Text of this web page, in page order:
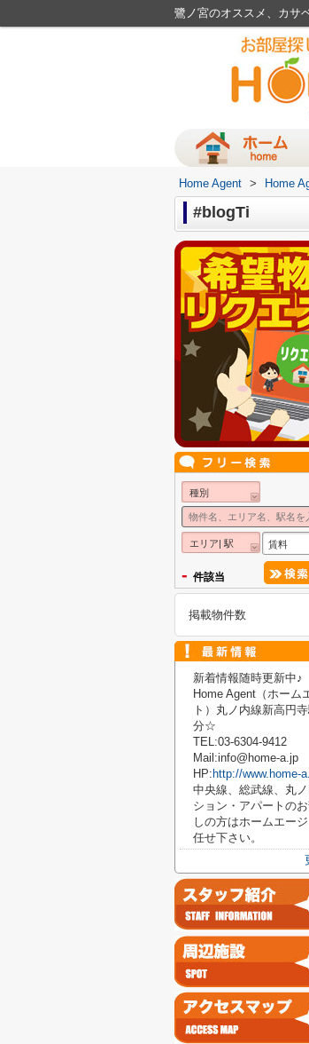
鷺ノ宮のオススメ、カサ
Home Agent > Home
#blogTi
種別
エリア| 駅 賃料
- 件該当
掲載物件数
新着情報随時更新中♪
Home Agent （ホーム
ト）丸ノ内線新高円
分☆
TEL:03-6304-9412
Mail:info@home-a.jp
HP: http://www.home-
中央線、総武線、丸
ション・アパートの
しの方はホームエー
任せ下さい。